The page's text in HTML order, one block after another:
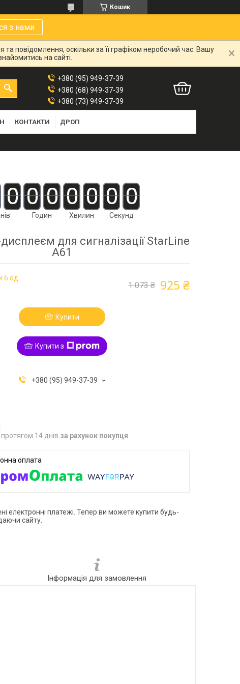
Кошик
з нами
повідомлення, оскільки за її графіком неробочий час. Вашу
на сайті.
+380 (95) 949-37-39
+380 (68) 949-37-39
+380 (73) 949-37-39
КОНТАКТИ ДРОП
0 0 0
Годин
0 0
Хвилин
0 0
Секунд
для сигналізації StarLine
A61
6 од.
1 073 ₴ 925 ₴
Купити
Купити з
+380 (95) 949-37-39
14 днів за рахунок покупця
електронні платежі. Тепер ви можете купити будь-
сайту.
Інформація для замовлення